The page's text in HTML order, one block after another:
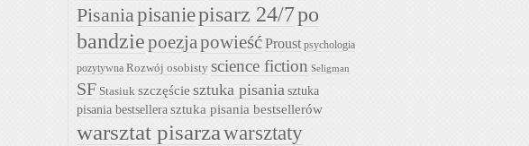
Pisaniapisaniepisarz 24/7po
bandziepoezjapowieśćProust psychologia
pozytywna Rozwój osobisty science fiction Seligman
SF Stasiuk szczęście sztuka pisania sztuka
pisania bestsellera sztuka pisania bestsellerów
warsztat pisarzawarsztaty